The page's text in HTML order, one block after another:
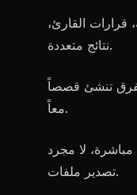
القارئ،
نتائج متعددة.
تنشئ قصصاً
معاً.
لا مجرد
تصدير ملفات.